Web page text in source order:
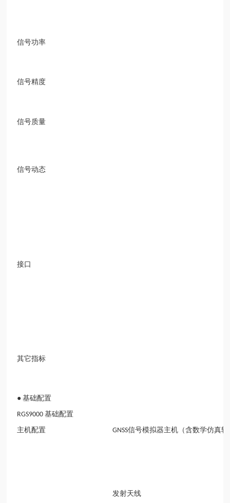
信号功率
信号精度
信号质量
信号动态
接口
其它指标
● 基础配置
RGS9000基础配置
主机配置 GNSS信号模拟器主机（含数学仿真
发射天线